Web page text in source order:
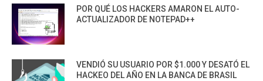
POR QUÉ LOS HACKERS AMARON EL AUTO-
ACTUALIZADOR DE NOTEPAD++
VENDIÓ SU USUARIO POR $1.000 Y DESATÓ EL
HACKEO DEL AÑO EN LA BANCA DE BRASIL